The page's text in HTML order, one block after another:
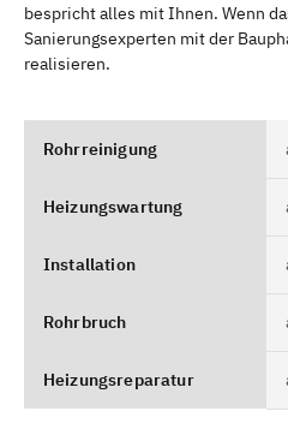
bespricht alles mit Ihnen. Wenn
Sanierungsexperten mit der
realisieren.
Rohrreinigung
Heizungswartung
Installation
Rohrbruch
Heizungsreparatur